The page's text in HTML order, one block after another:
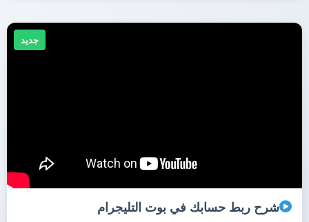
جديد
شرح ربط حسابك في بوت التليجرام